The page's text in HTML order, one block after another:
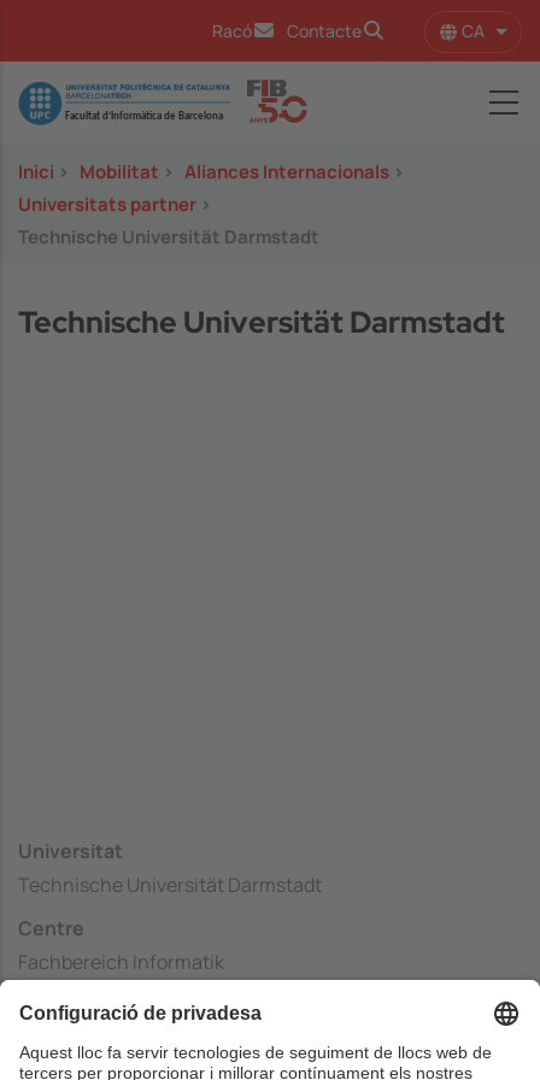
Racó Contacte CA
Image
Inici > Mobilitat > Aliances Internacionals >
Universitats partner >
Technische Universität Darmstadt
Technische Universität Darmstadt
Universitat
Technische Universität Darmstadt
Centre
Fachbereich Informatik
País